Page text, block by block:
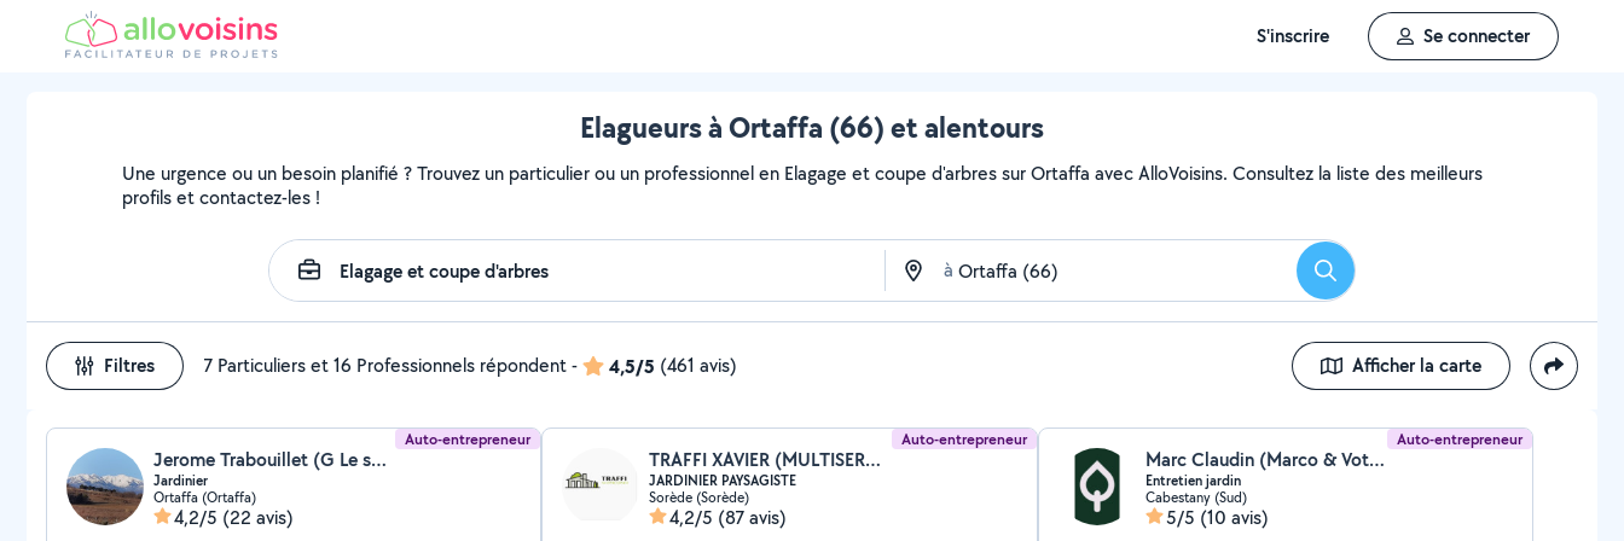
S'inscrire Se connecter
Elagueurs à Ortaffa (66) et alentours
Une urgence ou un besoin planifié ? Trouvez un particulier ou un professionnel en Elagage et coupe d'arbres sur Ortaffa avec AlloVoisins. Consultez la liste des meilleurs
profils et contactez-les !
à Rechercher
Filtres 7 Particuliers et 16 Professionnels répondent- 4,5/5 (461 avis) Afficher la carte
Auto-entrepreneur
Jerome Trabouillet (G Le service)
Jardinier
Ortaffa (Ortaffa)
4,2/5 (22 avis)
Auto-entrepreneur
TRAFFI XAVIER (MULTISERVICE)
JARDINIER PAYSAGISTE
Sorède (Sorède)
4,2/5 (87 avis)
Auto-entrepreneur
Marc Claudin (Marco & Votre Jardin)
Entretien jardin
Cabestany (Sud)
5/5 (10 avis)